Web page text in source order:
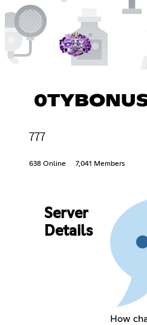
777
638 Online 7,041 Members
Server
Details
How